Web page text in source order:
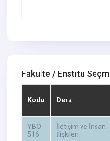
Fakülte / Enstitü
Kodu Ders
YBO
516
İletişim ve İnsan
İlişkileri